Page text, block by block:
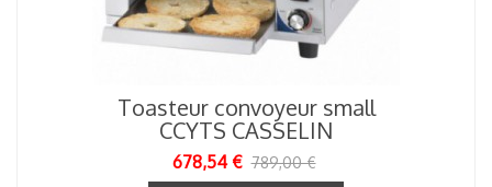
Toasteur convoyeur small
CCYTS CASSELIN
678,54 € 789,00 €